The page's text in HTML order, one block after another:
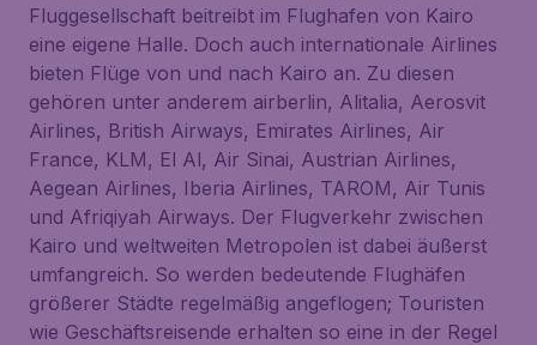
Fluggesellschaft beitreibt im Flughafen von Kairo
eine eigene Halle. Doch auch internationale Airlines
bieten Flüge von und nach Kairo an. Zu diesen
gehören unter anderem airberlin, Alitalia, Aerosvit
Airlines, British Airways, Emirates Airlines, Air
France, KLM, El Al, Air Sinai, Austrian Airlines,
Aegean Airlines, Iberia Airlines, TAROM, Air Tunis
und Afriqiyah Airways. Der Flugverkehr zwischen
Kairo und weltweiten Metropolen ist dabei äußerst
umfangreich. So werden bedeutende Flughäfen
größerer Städte regelmäßig angeflogen; Touristen
wie Geschäftsreisende erhalten so eine in der Regel